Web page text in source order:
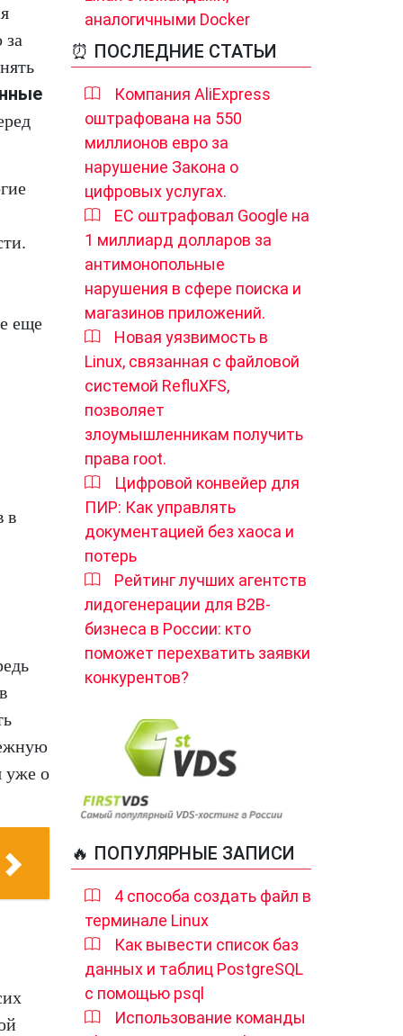
за
еще
в
уже о
аналогичными Docker
⏰ ПОСЛЕДНИЕ СТАТЬИ
Компания AliExpress
оштрафована на 550
миллионов евро за
нарушение Закона о
цифровых услугах.
ЕС оштрафовал Google на
1 миллиард долларов за
антимонопольные
нарушения в сфере поиска и
магазинов приложений.
Новая уязвимость в
Linux, связанная с файловой
системой RefluXFS,
позволяет
злоумышленникам получить
права root.
Цифровой конвейер для
ПИР: Как управлять
документацией без хаоса и
потерь
Рейтинг лучших агентств
лидогенерации для B2B-
бизнеса в России: кто
поможет перехватить заявки
конкурентов?
🔥 ПОПУЛЯРНЫЕ ЗАПИСИ
4 способа создать файл в
терминале Linux
Как вывести список баз
данных и таблиц PostgreSQL
с помощью psql
Использование команды